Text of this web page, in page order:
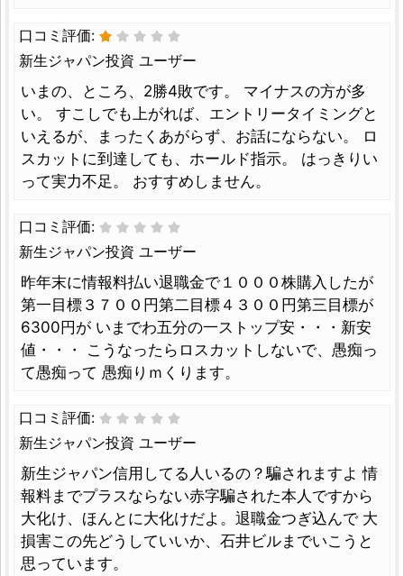
口コミ評価:
新生ジャパン投資 ユーザー
いまの、ところ、2勝4敗です。 マイナスの方が多
い。 すこしでも上がれば、エントリータイミングと
いえるが、まったくあがらず、お話にならない。 ロ
スカットに到達しても、ホールド指示。 はっきりい
って実力不足。 おすすめしません。
口コミ評価:
新生ジャパン投資 ユーザー
昨年末に情報料払い退職金で１０００株購入したが
第一目標３７００円第二目標４３００円第三目標が
6300円が いまでわ五分の一ストップ安・・・新安
値・・・ こうなったらロスカットしないで、愚痴っ
て愚痴って 愚痴りｍくります。
口コミ評価:
新生ジャパン投資 ユーザー
新生ジャパン信用してる人いるの？騙されますよ 情
報料までプラスならない赤字騙された本人ですから
大化け、ほんとに大化けだよ。退職金つぎ込んで 大
損害この先どうしていいか、石井ビルまでいこうと
思っています。